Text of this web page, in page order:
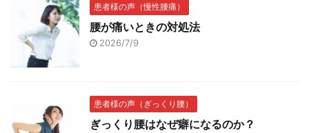
患者様の声（慢性腰痛）
腰が痛いときの対処法
2026/7/9
患者様の声（ぎっくり腰）
ぎっくり腰はなぜ癖になるのか？